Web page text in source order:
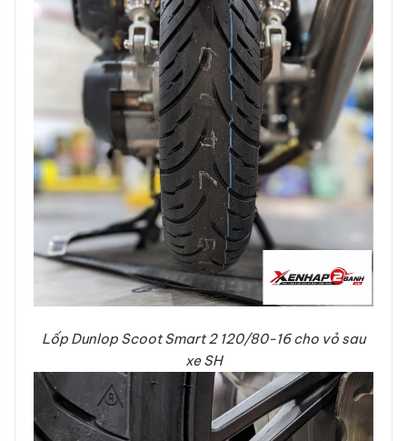
Lốp Dunlop Scoot Smart 2 120/80-16 cho vỏ sau
xe SH